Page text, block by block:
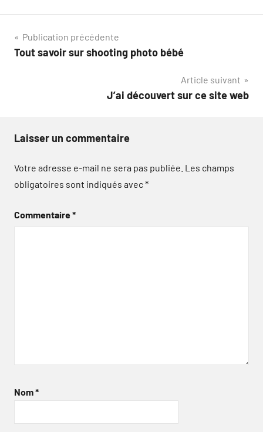
Navigation
de
Publication précédente
Tout savoir sur shooting photo bébé
Article suivant
J’ai découvert sur ce site web
Laisser un commentaire
Votre adresse e-mail ne sera pas publiée. Les champs
obligatoires sont indiqués avec*
Commentaire*
Nom*